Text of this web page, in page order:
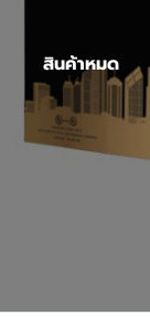
สินค้าหมด